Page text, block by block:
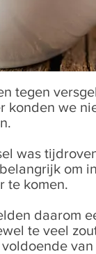
tegen
konden we
was
om
te komen.
daarom
te veel